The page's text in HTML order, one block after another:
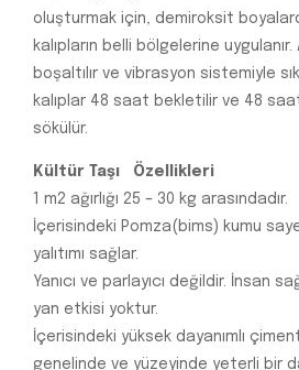
oluşturmak için, demiroksit
kalıpların belli bölgelerine
boşaltılır ve vibrasyon sistemiyle
kalıplar 48 saat bekletilir ve 48
sökülür.
Kültür Taşı Özellikleri
1 m2 ağırlığı 25 – 30 kg arasındadır.
İçerisindeki Pomza(bims) kumu
yalıtımı sağlar.
Yanıcı ve parlayıcı değildir. İnsan
yan etkisi yoktur.
İçerisindeki yüksek dayanımlı
genelinde ve yüzeyinde yeterli bir